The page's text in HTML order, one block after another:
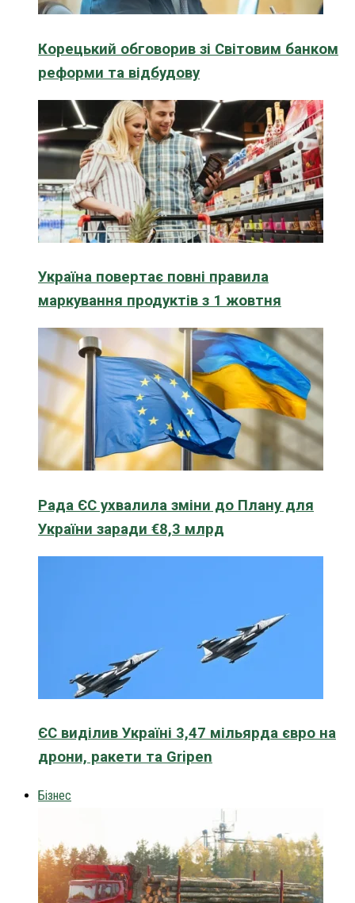
Корецький обговорив зі Світовим банком
реформи та відбудову
Україна повертає повні правила
маркування продуктів з 1 жовтня
Рада ЄС ухвалила зміни до Плану для
України заради €8,3 млрд
ЄС виділив Україні 3,47 мільярда євро на
дрони, ракети та Gripen
Бізнес